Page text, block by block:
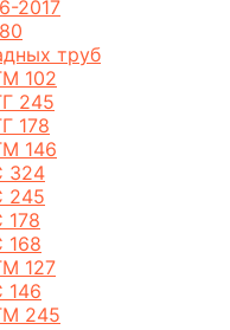
2017
труб
102
245
178
146
324
245
168
127
146
245